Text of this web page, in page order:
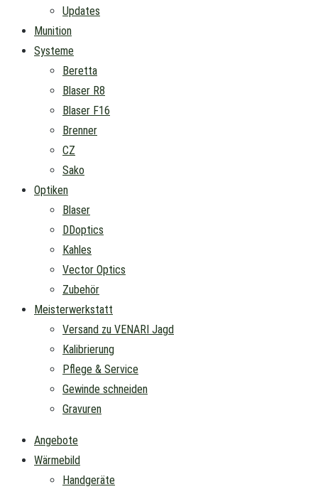
Updates
Munition
Systeme
Beretta
Blaser R8
Blaser F16
Brenner
CZ
Sako
Optiken
Blaser
DDoptics
Kahles
Vector Optics
Zubehör
Meisterwerkstatt
Versand zu VENARI Jagd
Kalibrierung
Pflege & Service
Gewinde schneiden
Gravuren
Angebote
Wärmebild
Handgeräte